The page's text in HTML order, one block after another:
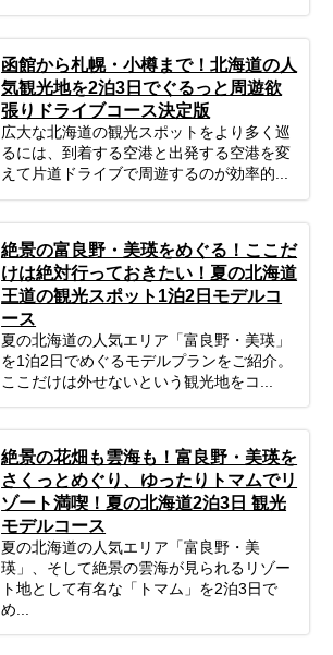
函館から札幌・小樽まで！北海道の人
気観光地を2泊3日でぐるっと周遊欲
張りドライブコース決定版
広大な北海道の観光スポットをより多く巡
るには、到着する空港と出発する空港を変
えて片道ドライブで周遊するのが効率的...
絶景の富良野・美瑛をめぐる！ここだ
けは絶対行っておきたい！夏の北海道
王道の観光スポット1泊2日モデルコ
ース
夏の北海道の人気エリア「富良野・美瑛」
を1泊2日でめぐるモデルプランをご紹介。
ここだけは外せないという観光地をコ...
絶景の花畑も雲海も！富良野・美瑛を
さくっとめぐり、ゆったりトマムでリ
ゾート満喫！夏の北海道2泊3日 観光
モデルコース
夏の北海道の人気エリア「富良野・美
瑛」、そして絶景の雲海が見られるリゾー
ト地として有名な「トマム」を2泊3日で
め...